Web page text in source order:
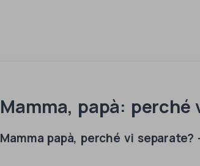
Mamma, papà: perché
Mamma papà, perché vi